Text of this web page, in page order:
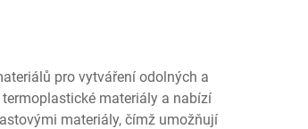
pro vytváření odolných a
materiály a nabízí
materiály, čímž umožňují